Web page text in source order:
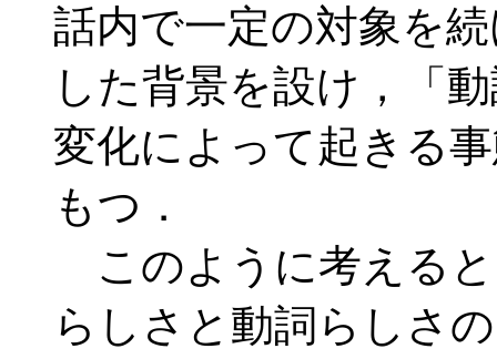
話内で一定の対象を
した背景を設け，「
変化によって起きる
もつ．
このように考える
らしさと動詞らしさ